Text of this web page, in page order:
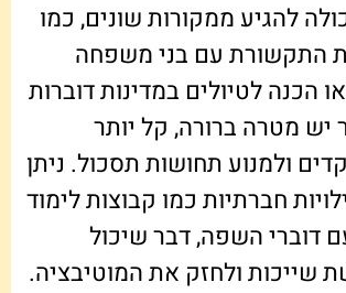
להגיע ממקורות שונים, כמו
התקשורת עם בני משפחה
הכנה לטיולים במדינות דוברות
מטרה ברורה, קל יותר
ולמנוע תחושות תסכול. ניתן
חברתיות כמו קבוצות לימוד
דוברי השפה, דבר שיכול
שייכות ולחזק את המוטיבציה.